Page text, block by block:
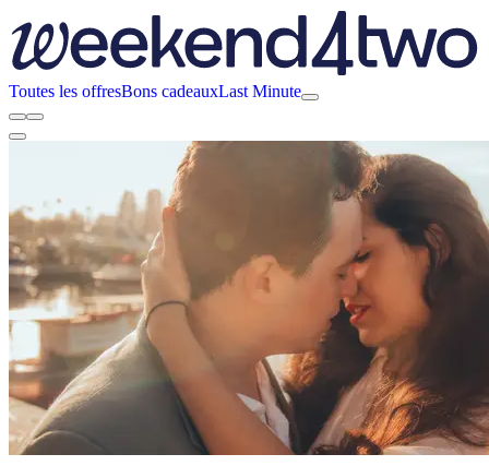
Toutes les offresBons cadeauxLast Minute